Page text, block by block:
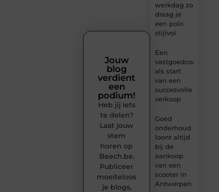
werkdag zo
draag je
een polo
stijlvol
Een
vastgoedcoach
als start
van een
succesvolle
verkoop
Goed
onderhoud
loont altijd
bij de
aankoop
van een
scooter in
Antwerpen
Jouw
blog
verdient
een
podium!
Heb jij iets
te delen?
Laat jouw
stem
horen op
Beech.be.
Publiceer
moeiteloos
je blogs,